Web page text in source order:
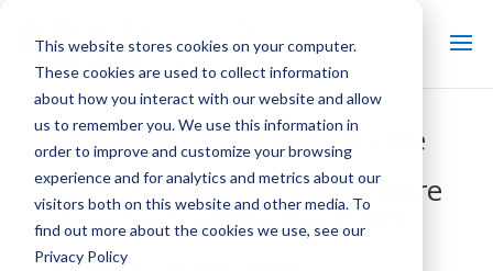
This website stores cookies on your computer.
These cookies are used to collect information
about how you interact with our website and allow
us to remember you. We use this information in
order to improve and customize your browsing
experience and for analytics and metrics about our
visitors both on this website and other media. To
find out more about the cookies we use, see our
Privacy Policy
Manual de usuario de Unilite
Manual del usuario de la torre
de enfriamiento clase F400